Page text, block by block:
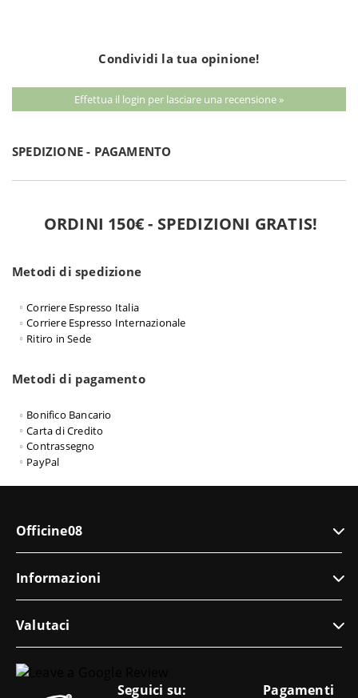
Condividi la tua opinione!
Effettua il login per lasciare una recensione »
SPEDIZIONE - PAGAMENTO
ORDINI 150€ - SPEDIZIONI GRATIS!
Metodi di spedizione
Corriere Espresso Italia
Corriere Espresso Internazionale
Ritiro in Sede
Metodi di pagamento
Bonifico Bancario
Carta di Credito
Contrassegno
PayPal
Officine08
Informazioni
Valutaci
Seguici su: Pagamenti